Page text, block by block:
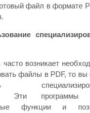
файл в формате
возникает
файлы в PDF, то вы
Эти программы
функции и